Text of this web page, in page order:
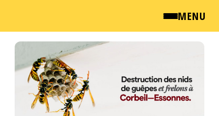
MENU
QUI SOMMES NOUS ?
NEWSROOM
TARIFS
Passer
contenu